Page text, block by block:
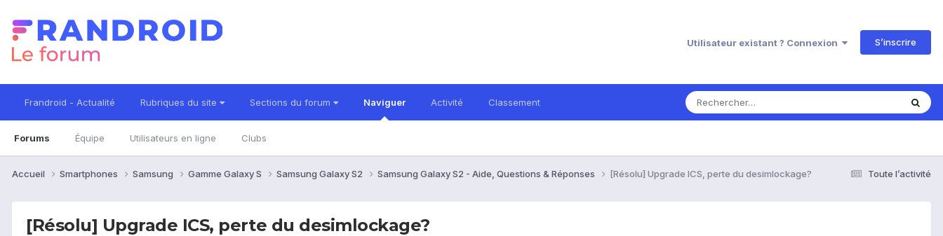
Utilisateur existant ? Connexion S’inscrire
Frandroid - Actualité Rubriques du site Sections du forum Naviguer
Forums Équipe Utilisateurs en ligne Clubs
Activité Classement
Toute l’activité
Accueil Smartphones Samsung Gamme Galaxy S Samsung Galaxy S2 Samsung Galaxy S2 - Aide, Questions & Réponses [Résolu] Upgrade ICS, perte du desimlockage?
[Résolu] Upgrade ICS, perte du desimlockage?